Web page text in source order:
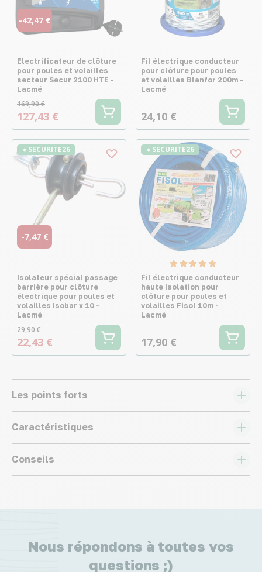
-42,47 €
Electrificateur de clôture
pour poules et volailles
secteur Secur 2100 HTE -
Lacmé
169,90 €
127,43 €
Fil électrique conducteur
pour clôture pour poules
et volailles Blanfor 200m -
Lacmé
24,10 €
-7,47 €
♦ SECURITE26
Isolateur spécial passage
barrière pour clôture
électrique pour poules et
volailles Isobar x 10 -
Lacmé
29,90 €
22,43 €
♦ SECURITE26
Fil électrique conducteur
haute isolation pour
clôture pour poules et
volailles Fisol 10m -
Lacmé
17,90 €
Les points forts
Caractéristiques
Conseils
Nous répondons à toutes vos
questions ;)